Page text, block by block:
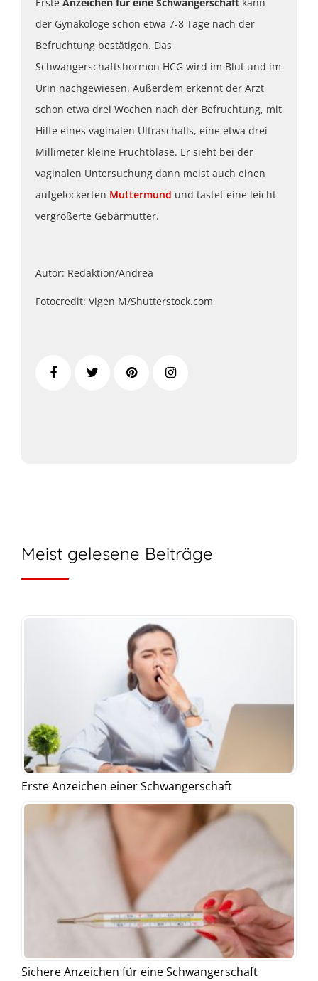
der Gynäkologe schon etwa 7-8 Tage nach der
Befruchtung bestätigen. Das
Schwangerschaftshormon HCG wird im Blut und im
Urin nachgewiesen. Außerdem erkennt der Arzt
schon etwa drei Wochen nach der Befruchtung, mit
Hilfe eines vaginalen Ultraschalls, eine etwa drei
Millimeter kleine Fruchtblase. Er sieht bei der
vaginalen Untersuchung dann meist auch einen
aufgelockerten Muttermund und tastet eine leicht
vergrößerte Gebärmutter.
Autor: Redaktion/Andrea
Fotocredit: Vigen M/Shutterstock.com
Meist gelesene Beiträge
Erste Anzeichen einer Schwangerschaft
Sichere Anzeichen für eine Schwangerschaft